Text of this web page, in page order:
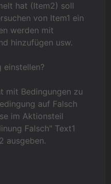
hat (Item2) soll
von Item1 ein
werden mit
hinzufügen usw.
einstellen?
mit Bedingungen zu
auf Falsch
im Aktionsteil
Falsch" Text1
ausgeben.